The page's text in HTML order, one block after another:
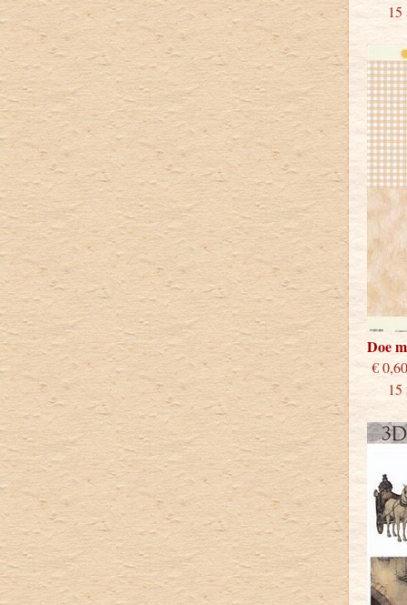
15
Doe
15